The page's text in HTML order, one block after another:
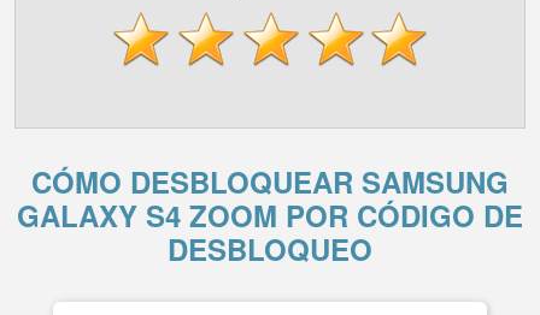
CÓMO DESBLOQUEAR SAMSUNG
GALAXY S4 ZOOM POR CÓDIGO DE
DESBLOQUEO